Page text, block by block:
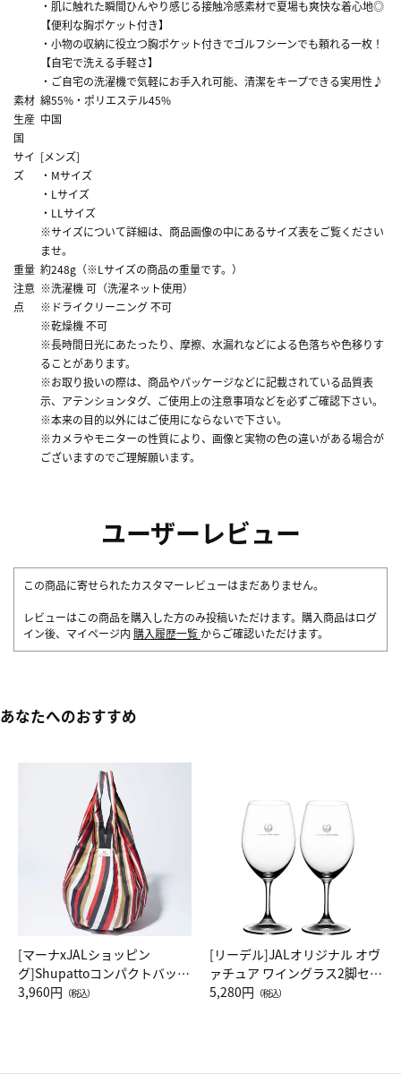
・肌に触れた瞬間ひんやり感じる接触冷感素材で夏場も爽快な着心地◎
【便利な胸ポケット付き】
・小物の収納に役立つ胸ポケット付きでゴルフシーンでも頼れる一枚！
【自宅で洗える手軽さ】
・ご自宅の洗濯機で気軽にお手入れ可能、清潔をキープできる実用性♪
素材 綿55%・ポリエステル45%
生産
国
中国
サイ
ズ
[メンズ]
・Mサイズ
・Lサイズ
・LLサイズ
※サイズについて詳細は、商品画像の中にあるサイズ表をご覧ください
ませ。
重量 約248g（※Lサイズの商品の重量です。）
注意
点
※洗濯機 可（洗濯ネット使用）
※ドライクリーニング 不可
※乾燥機 不可
※長時間日光にあたったり、摩擦、水漏れなどによる色落ちや色移りす
ることがあります。
※お取り扱いの際は、商品やパッケージなどに記載されている品質表
示、アテンションタグ、ご使用上の注意事項などを必ずご確認下さい。
※本来の目的以外にはご使用にならないで下さい。
※カメラやモニターの性質により、画像と実物の色の違いがある場合が
ございますのでご理解願います。
ユーザーレビュー
この商品に寄せられたカスタマーレビューはまだありません。
レビューはこの商品を購入した方のみ投稿いただけます。購入商品はログ
イン後、マイページ内 購入履歴一覧 からご確認いただけます。
あなたへのおすすめ
[マーナxJALショッピン
グ]Shupattoコンパクトバッグ
Drop JAL客室乗務員（LC）ス
3,960円 （税込）
[リーデル]JALオリジナル オヴ
ァチュア ワイングラス2脚セッ
ト（レッドワイン）
5,280円 （税込）